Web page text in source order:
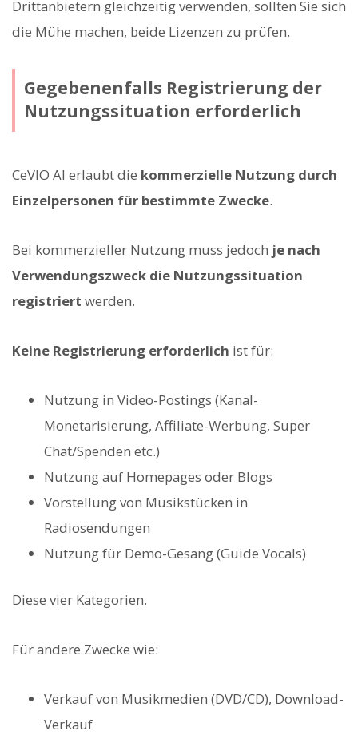
Drittanbietern gleichzeitig verwenden, sollten Sie sich
die Mühe machen, beide Lizenzen zu prüfen.
Gegebenenfalls Registrierung der
Nutzungssituation erforderlich
CeVIO AI erlaubt die kommerzielle Nutzung durch
Einzelpersonen für bestimmte Zwecke.
Bei kommerzieller Nutzung muss jedoch je nach
Verwendungszweck die Nutzungssituation
registriert werden.
Keine Registrierung erforderlich ist für:
Nutzung in Video-Postings (Kanal-
Monetarisierung, Affiliate-Werbung, Super
Chat/Spenden etc.)
Nutzung auf Homepages oder Blogs
Vorstellung von Musikstücken in
Radiosendungen
Nutzung für Demo-Gesang (Guide Vocals)
Diese vier Kategorien.
Für andere Zwecke wie:
Verkauf von Musikmedien (DVD/CD), Download-
Verkauf